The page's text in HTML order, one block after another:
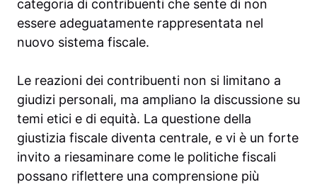
categoria di contribuenti che sente di non
essere adeguatamente rappresentata nel
nuovo sistema fiscale.
Le reazioni dei contribuenti non si limitano a
giudizi personali, ma ampliano la discussione su
temi etici e di equità. La questione della
giustizia fiscale diventa centrale, e vi è un forte
invito a riesaminare come le politiche fiscali
possano riflettere una comprensione più